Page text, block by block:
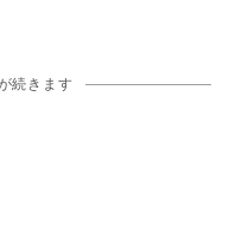
続きます